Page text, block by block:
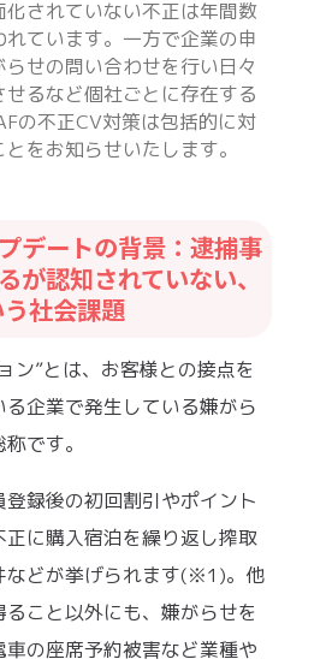
化されていない不正は年間数
ています。一方で企業の申
せの問い合わせを行い日々
るなど個社ごとに存在する
の不正CV対策は包括的に対
をお知らせいたします。
デートの背景：逮捕事
が認知されていない、
社会課題
ン”とは、お客様との接点を
企業で発生している嫌がら
です。
録後の初回割引やポイント
に購入宿泊を繰り返し搾取
などが挙げられます(※1)。他
こと以外にも、嫌がらせを
車の座席予約被害など業種や